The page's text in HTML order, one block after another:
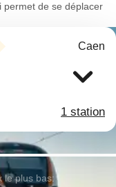
permet de se déplacer
Caen
1 station
le plus bas: